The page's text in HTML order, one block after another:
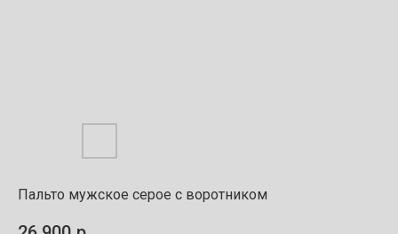
Пальто мужское серое с воротником